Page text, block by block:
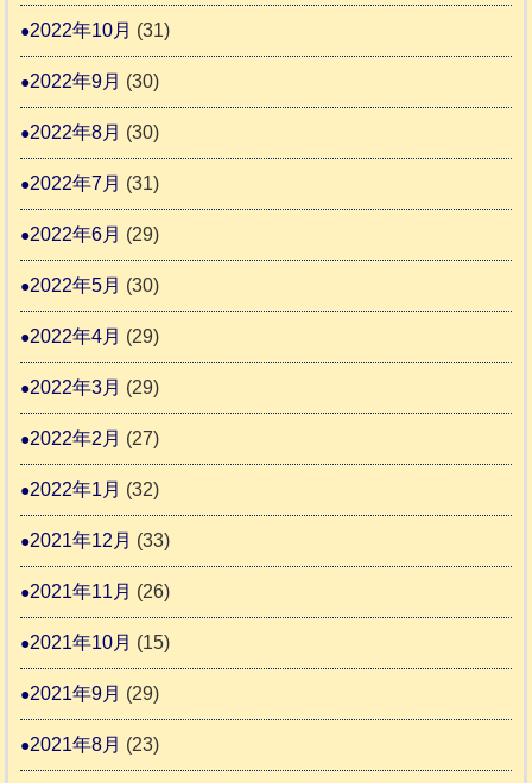
2022年10月 (31)
2022年9月 (30)
2022年8月 (30)
2022年7月 (31)
2022年6月 (29)
2022年5月 (30)
2022年4月 (29)
2022年3月 (29)
2022年2月 (27)
2022年1月 (32)
2021年12月 (33)
2021年11月 (26)
2021年10月 (15)
2021年9月 (29)
2021年8月 (23)